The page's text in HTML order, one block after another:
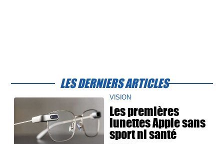
LES DERNIERS ARTICLES
VISION
Les premières
lunettes Apple sans
sport ni santé